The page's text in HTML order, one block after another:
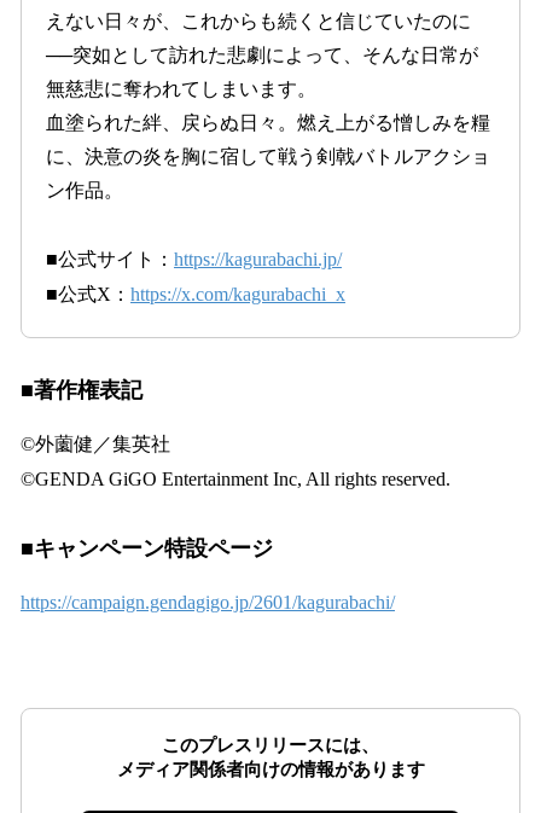
えない日々が、これからも続くと信じていたのに
──突如として訪れた悲劇によって、そんな日常が
無慈悲に奪われてしまいます。
血塗られた絆、戻らぬ日々。燃え上がる憎しみを糧
に、決意の炎を胸に宿して戦う剣戟バトルアクショ
ン作品。
■公式サイト： https://kagurabachi.jp/
■公式X： https://x.com/kagurabachi_x
■著作権表記
©外薗健／集英社
©GENDA GiGO Entertainment Inc, All rights reserved.
■キャンペーン特設ページ
https://campaign.gendagigo.jp/2601/kagurabachi/
このプレスリリースには、
メディア関係者向けの情報があります